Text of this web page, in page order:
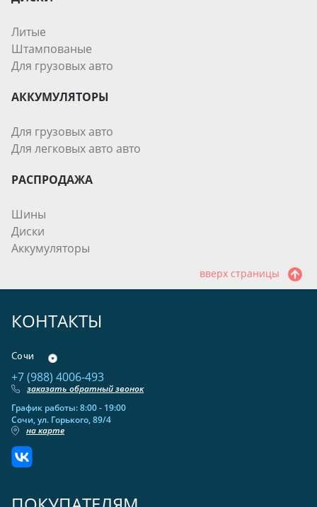
Литые
Штампованые
Для грузовых авто
АККУМУЛЯТОРЫ
Для грузовых авто
Для легковых авто авто
РАСПРОДАЖА
Шины
Диски
Аккумуляторы
вверх страницы
КОНТАКТЫ
Сочи
+7 (988) 4006-493
заказать обратный звонок
График работы: 8:00 - 19:00
Сочи, ул. Горького, 89/4
на карте